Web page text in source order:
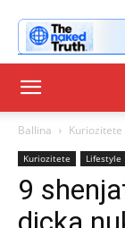
Ballina Kuriozitete
Kuriozitete Lifestyle
9